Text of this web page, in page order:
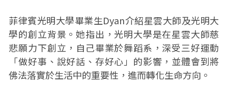
菲律賓光明大學畢業生Dyan介紹星雲大師及光明大
學的創立背景。她指出，光明大學是在星雲大師慈
悲願力下創立，自己畢業於舞蹈系，深受三好運動
「做好事、說好話、存好心」的影響，並體會到將
佛法落實於生活中的重要性，進而轉化生命方向。